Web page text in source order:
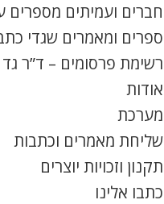
חברים ועמיתים מספרים
ספרים ומאמרים שגדי
רשימת פרסומים – ד”ר
אודות
מערכת
שליחת מאמרים וכתבות
תקנון וזכויות יוצרים
כתבו אלינו